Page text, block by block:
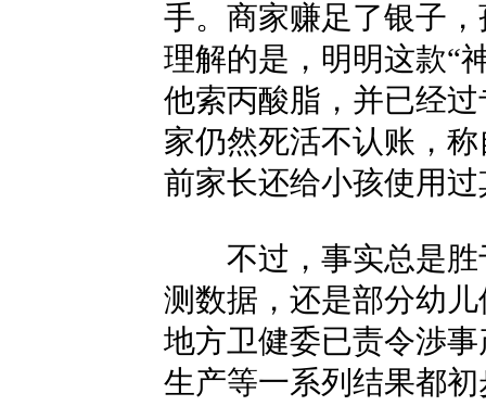
手。商家赚足了银子
理解的是，明明这款“
他索丙酸脂，并已经
家仍然死活不认账，
前家长还给小孩使用
不过，事实总是胜
测数据，还是部分幼
地方卫健委已责令渉
生产等一系列结果都